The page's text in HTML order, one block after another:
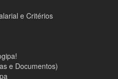
e Critérios
e Documentos)